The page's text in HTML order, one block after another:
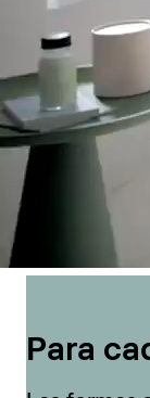
Para